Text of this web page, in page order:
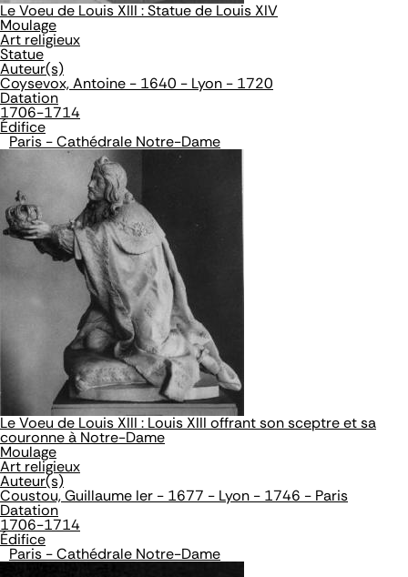
Le Voeu de Louis XIII : Statue de Louis XIV
Moulage
Art religieux
Statue
Auteur(s)
Coysevox, Antoine - 1640 - Lyon - 1720
Datation
1706-1714
Édifice
Paris - Cathédrale Notre-Dame
Le Voeu de Louis XIII : Louis XIII offrant son sceptre et sa
couronne à Notre-Dame
Moulage
Art religieux
Auteur(s)
Coustou, Guillaume Ier - 1677 - Lyon - 1746 - Paris
Datation
1706-1714
Édifice
Paris - Cathédrale Notre-Dame